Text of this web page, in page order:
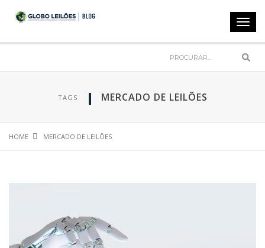
TAGS MERCADO DE LEILÕES
HOME MERCADO DE LEILÕES